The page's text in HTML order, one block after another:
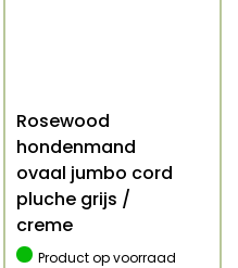
Rosewood
hondenmand
ovaal jumbo cord
pluche grijs /
creme
Product op voorraad